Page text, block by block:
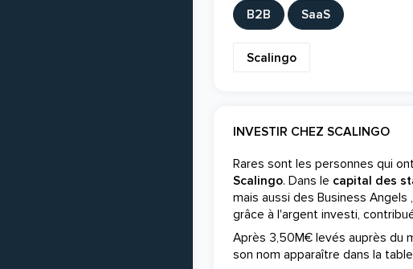
B2B SaaS
Scalingo
INVESTIR CHEZ SCALINGO
Rares sont les personnes qui
Scalingo. Dans le capital des
mais aussi des Business
grâce à l'argent investi,
Après 3,50M€ levés auprès du
son nom apparaître dans la